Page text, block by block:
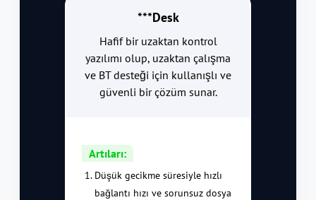
***Desk
Hafif bir uzaktan kontrol
yazılımı olup, uzaktan çalışma
ve BT desteği için kullanışlı ve
güvenli bir çözüm sunar.
Artıları:
Düşük gecikme süresiyle hızlı
bağlantı hızı ve sorunsuz dosya